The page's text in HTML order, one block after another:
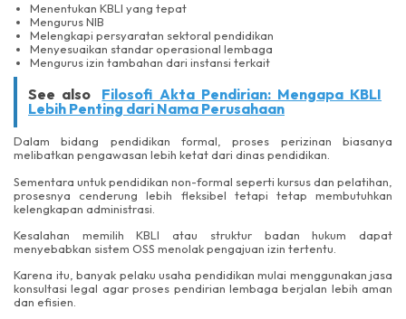
Menentukan KBLI yang tepat
Mengurus NIB
Melengkapi persyaratan sektoral pendidikan
Menyesuaikan standar operasional lembaga
Mengurus izin tambahan dari instansi terkait
See also
Filosofi Akta Pendirian: Mengapa KBLI
Lebih Penting dari Nama Perusahaan
Dalam bidang pendidikan formal, proses perizinan biasanya
melibatkan pengawasan lebih ketat dari dinas pendidikan.
Sementara untuk pendidikan non-formal seperti kursus dan pelatihan,
prosesnya cenderung lebih fleksibel tetapi tetap membutuhkan
kelengkapan administrasi.
Kesalahan memilih KBLI atau struktur badan hukum dapat
menyebabkan sistem OSS menolak pengajuan izin tertentu.
Karena itu, banyak pelaku usaha pendidikan mulai menggunakan jasa
konsultasi legal agar proses pendirian lembaga berjalan lebih aman
dan efisien.